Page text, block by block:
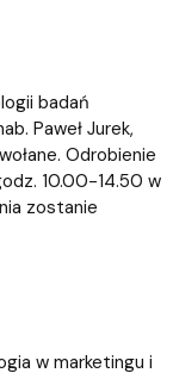
badań
Paweł Jurek,
Odrobienie
10.00-14.50 w
zostanie
w marketingu i